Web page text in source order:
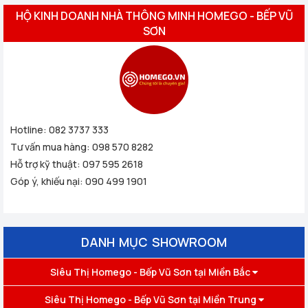
HỘ KINH DOANH NHÀ THÔNG MINH HOMEGO - BẾP VŨ
SƠN
Hotline: 082 3737 333
Tư vấn mua hàng: 098 570 8282
Hỗ trợ kỹ thuật: 097 595 2618
Góp ý, khiếu nại: 090 499 1901
DANH MỤC SHOWROOM
Siêu Thị Homego - Bếp Vũ Sơn tại Miền Bắc
Siêu Thị Homego - Bếp Vũ Sơn tại Miền Trung